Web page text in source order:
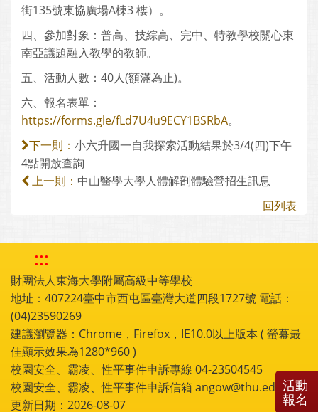
街135號東協廣場A棟3 樓）。
四、參加對象：普高、技綜高、完中、特教學校關心東
南亞議題融入教學的教師。
五、活動人數：40人(額滿為止)。
六、報名表單：
https://forms.gle/fLd7U4u9ECY1BSRbA。
下一則： 小六升國一自我探索活動結果於3/4(四)下午
4點開放查詢
上一則： 中山醫學大學人體解剖體驗營招生訊息
回列表
:::
財團法人東海大學附屬高級中等學校
地址：407224臺中市西屯區臺灣大道四段1727號 電話：
(04)23590269
建議瀏覽器：Chrome，Firefox，IE10.0以上版本 ( 螢幕最
佳顯示效果為1280*960 )
校園安全、霸凌、性平事件申訴專線 04-23504545
校園安全、霸凌、性平事件申訴信箱 angow@thu.edu.tw
更新日期：2026-08-07
活動
報名